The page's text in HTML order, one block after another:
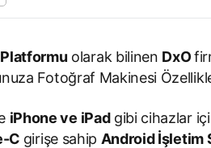
olarak bilinen DxO
Fotoğraf Makinesi
iPhone ve iPadgibi cihazlar
C girişe sahip Android İşletim